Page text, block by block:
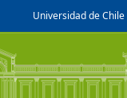
Universidad de Chile